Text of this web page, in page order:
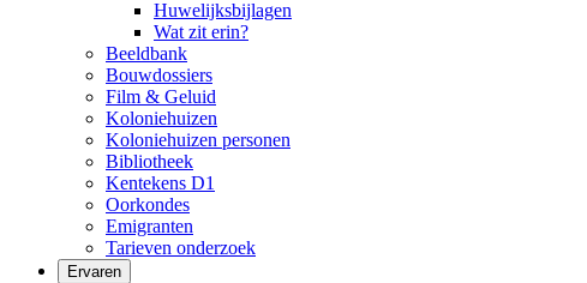
Huwelijksbijlagen
Wat zit erin?
Beeldbank
Bouwdossiers
Film & Geluid
Koloniehuizen
Koloniehuizen personen
Bibliotheek
Kentekens D1
Oorkondes
Emigranten
Tarieven onderzoek
Ervaren